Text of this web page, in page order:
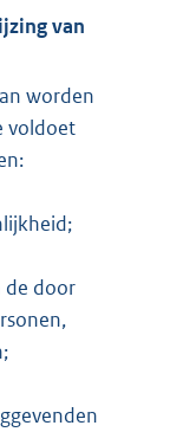
van
worden
voldoet
de door